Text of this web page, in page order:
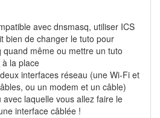
avec dnsmasq, utiliser ICS
bien de changer le tuto pour
même ou mettre un tuto
à la place
interfaces réseau (une Wi-Fi et
ou un modem et un câble)
laquelle vous allez faire le
interface câblée !